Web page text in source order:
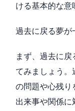
ける基本的な意
過去に戻る夢が
まず、過去に
てみましょう。
の問題や心残り
出来事や関係に